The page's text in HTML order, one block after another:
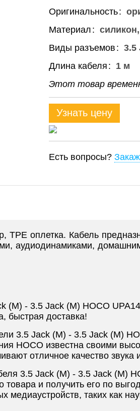
Оригинальность
Материал
Виды разъемов 3.5
Длина кабеля
1 м
Этот товар
Узнать цену
Есть вопросы?
TPE оплетка. Кабель
аудиодинамиками,
(M) - 3.5 Jack (M) HOCO
быстрая доставка!
3.5 Jack (M) - 3.5 Jack (M)
HOCO известна своими
отличное качество звука
3.5 Jack (M) - 3.5 Jack (M)
и получить его по
медиаустройств, таких как